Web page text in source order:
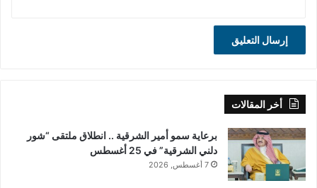
أخر المقالات
برعاية سمو أمير الشرقية .. انطلاق ملتقى “شور
دلني الشرقية” في 25 أغسطس
7 أغسطس, 2026